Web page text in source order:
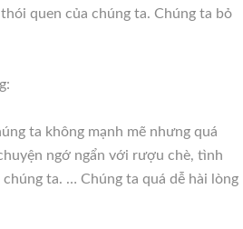
quen của chúng ta. Chúng ta bỏ
ta không mạnh mẽ nhưng quá
ngớ ngẩn với rượu chè, tình
ta. … Chúng ta quá dễ hài lòng